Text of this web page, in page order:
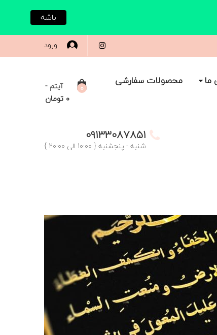
ورود
ما
محصولات سفارشی
0 آیتم -
0 تومان
09133087851
شنبه - پنجشنبه { 10:00 الی 20:00 }
باشه